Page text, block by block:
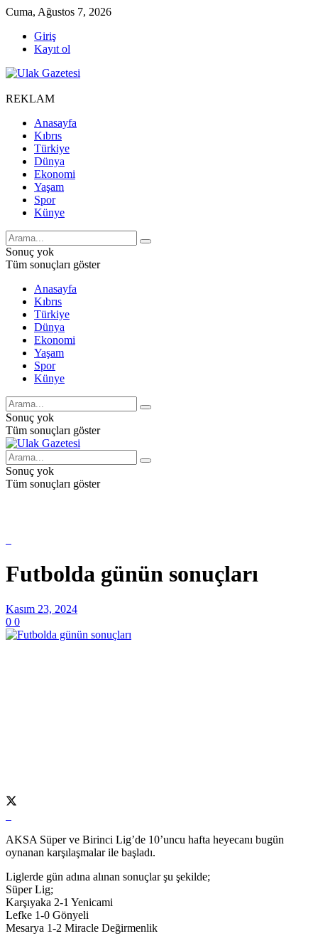
Cuma, Ağustos 7, 2026
Giriş
Kayıt ol
REKLAM
Anasayfa
Kıbrıs
Türkiye
Dünya
Ekonomi
Yaşam
Spor
Künye
Sonuç yok
Tüm sonuçları göster
Anasayfa
Kıbrıs
Türkiye
Dünya
Ekonomi
Yaşam
Spor
Künye
Sonuç yok
Tüm sonuçları göster
Sonuç yok
Tüm sonuçları göster
Futbolda günün sonuçları
Kasım 23, 2024
0 0
AKSA Süper ve Birinci Lig’de 10’uncu hafta heyecanı bugün
oynanan karşılaşmalar ile başladı.
Liglerde gün adına alınan sonuçlar şu şekilde;
Süper Lig;
Karşıyaka 2-1 Yenicami
Lefke 1-0 Gönyeli
Mesarya 1-2 Miracle Değirmenlik